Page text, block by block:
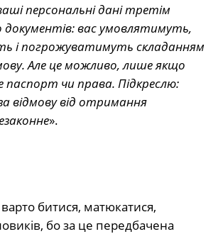
персональні дані третім
вас умовлятимуть,
і погрожуватимуть складанням
Але це можливо, лише якщо
паспорт чи права. Підкреслю:
відмову від отримання
».
битися, матюкатися,
бо за це передбачена